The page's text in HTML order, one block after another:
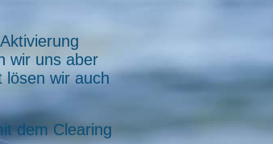
wir uns aber
lösen wir auch
dem Clearing